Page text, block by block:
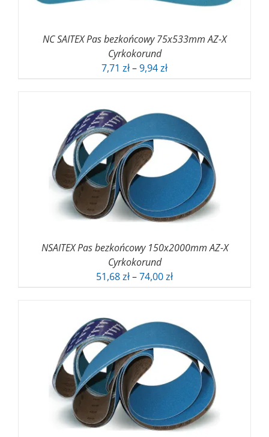
NC SAITEX Pas bezkońcowy 75x533mm AZ-X
Cyrkokorund
7,71 zł–9,94złZakres
7,71 zł
9,94 zł
NSAITEX Pas bezkońcowy 150x2000mm AZ-X
Cyrkokorund
51,68zł–74,00złZakres
do
74,00 zł